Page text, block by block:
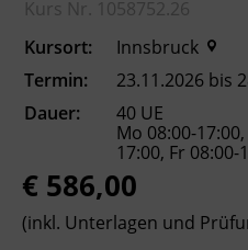
die Grundlagen
und
Masse und
bestimmen.
Lasttabelle und
anwenden.
Trage- und
auswählen und
Kurs Nr. 1058752.26
Kursort:
Innsbruck
Termin:
23.11.2026 bis
Dauer:
40 UE
Mo 08:00-
17:00, Fr 08:00-
€ 586,00
(inkl. Unterlagen und